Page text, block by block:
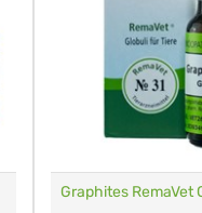
Graphites RemaVet